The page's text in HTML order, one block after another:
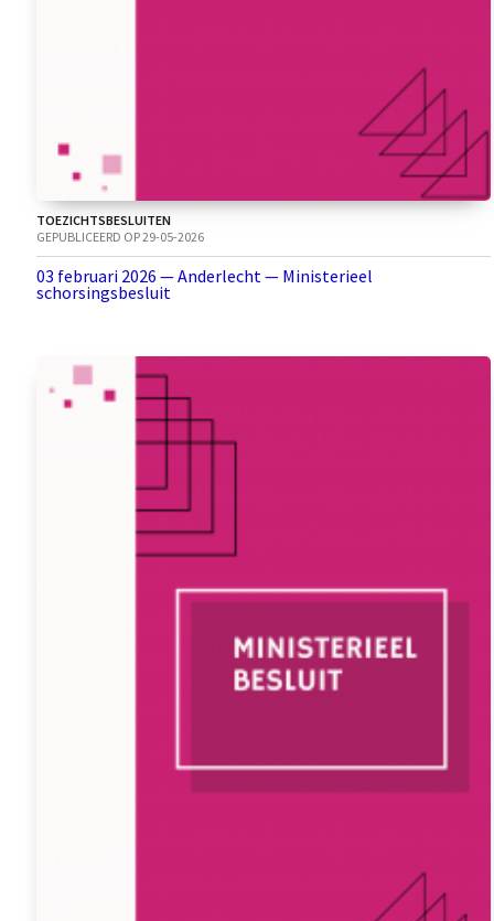
TOEZICHTSBESLUITEN
GEPUBLICEERD OP 29-05-2026
03 februari 2026 — Anderlecht — Ministerieel
schorsingsbesluit